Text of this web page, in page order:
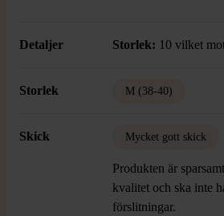
Detaljer Storlek: 10 vilket
Storlek M (38-40)
Skick Mycket gott skick
Produkten är
kvalitet och ska inte
förslitningar.